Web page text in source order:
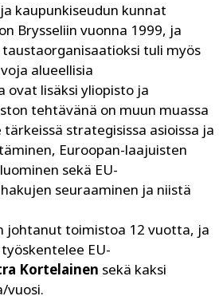
kaupunkiseudun kunnat
Brysseliin vuonna 1999, ja
tuli myös
alueellisia
lisäksi yliopisto ja
tehtävänä on muun muassa
strategisissa asioissa ja
Euroopan-laajuisten
sekä EU-
seuraaminen ja niistä
johtanut toimistoa 12 vuotta, ja
EU-
Kortelainen sekä kaksi
vuosi.